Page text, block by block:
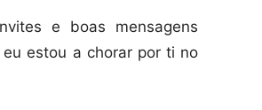
e boas mensagens
estou a chorar por ti no